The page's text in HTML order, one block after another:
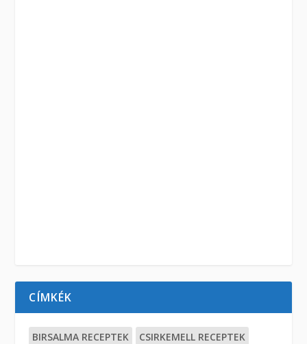
CÍMKÉK
BIRSALMA RECEPTEK
CSIRKEMELL RECEPTEK